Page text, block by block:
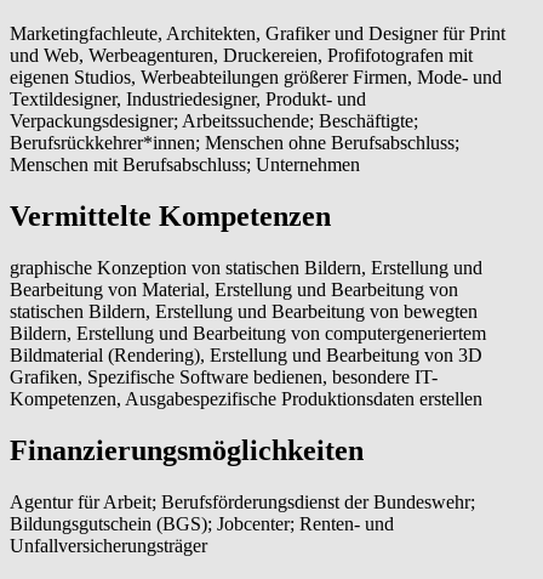
Marketingfachleute, Architekten, Grafiker und Designer für Print
und Web, Werbeagenturen, Druckereien, Profifotografen mit
eigenen Studios, Werbeabteilungen größerer Firmen, Mode- und
Textildesigner, Industriedesigner, Produkt- und
Verpackungsdesigner; Arbeitssuchende; Beschäftigte;
Berufsrückkehrer*innen; Menschen ohne Berufsabschluss;
Menschen mit Berufsabschluss; Unternehmen
Vermittelte Kompetenzen
graphische Konzeption von statischen Bildern, Erstellung und
Bearbeitung von Material, Erstellung und Bearbeitung von
statischen Bildern, Erstellung und Bearbeitung von bewegten
Bildern, Erstellung und Bearbeitung von computergeneriertem
Bildmaterial (Rendering), Erstellung und Bearbeitung von 3D
Grafiken, Spezifische Software bedienen, besondere IT-
Kompetenzen, Ausgabespezifische Produktionsdaten erstellen
Finanzierungsmöglichkeiten
Agentur für Arbeit; Berufsförderungsdienst der Bundeswehr;
Bildungsgutschein (BGS); Jobcenter; Renten- und
Unfallversicherungsträger